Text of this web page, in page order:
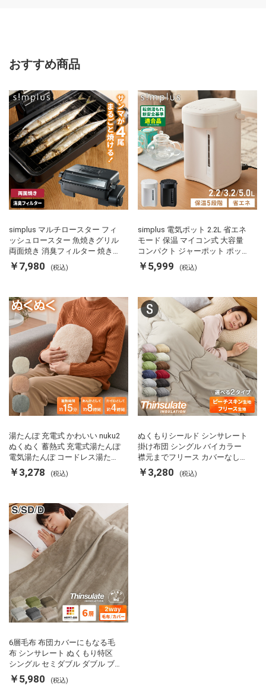
おすすめ商品
simplus マルチロースター フィ
ッシュロースター 魚焼きグリル
両面焼き 消臭フィルター 焼き魚
両面ヒーター タイマー付き SP-
FRS01 マットブラック シンプラ
￥7,980 (税込)
simplus 電気ポット 2.2L 省エネ
モード 保温 マイコン式 大容量
コンパクト ジャーポット ポット
カルキ抜き 空焚き防止 温度調節
軽量 SP-PD22 シンプラス
￥5,999 (税込)
湯たんぽ 充電式 かわいい nuku2
ぬくぬく 蓄熱式 充電式湯たんぽ
電気湯たんぽ コードレス湯たん
ぽ エコ 節電 節約 省エネ 充電式
エコ電気あんか EWT-2143 スリ
￥3,278 (税込)
ぬくもりシールド シンサレート
掛け布団 シングル バイカラー
襟元までフリース カバーなしで
使える 軽い 丸洗い 断熱 保温 抗
菌防臭 洗える 防ダニ 軽量 ホコ
￥3,280 (税込)
6層毛布 布団カバーにもなる毛
布 シンサレート ぬくもり特区
シングル セミダブル ダブル ブ
ランケット 掛け布団カバー フラ
ンネル 保温 蓄熱 吸湿 発熱 断熱
￥5,980 (税込)